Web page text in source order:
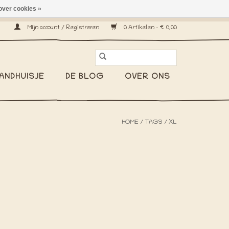
Mijn account / Registreren 0 Artikelen - €0,00
DE BLOG OVER ONS
HOME / TAGS / XL
cookies »wereldwijd! -